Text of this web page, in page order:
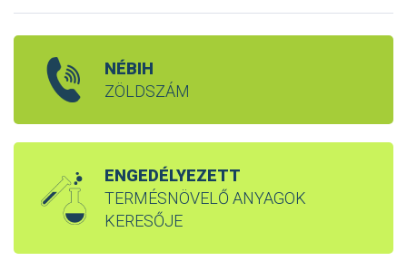
NÉBIH
ZÖLDSZÁM
ENGEDÉLYEZETT
TERMÉSNÖVELŐ ANYAGOK
KERESŐJE